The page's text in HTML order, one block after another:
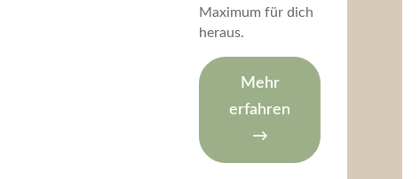
Maximum für dich
heraus.
Mehr
erfahren
→